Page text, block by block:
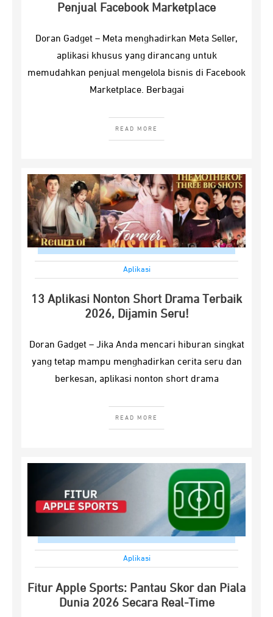
Penjual Facebook Marketplace
Doran Gadget – Meta menghadirkan Meta Seller,
aplikasi khusus yang dirancang untuk
memudahkan penjual mengelola bisnis di Facebook
Marketplace. Berbagai
READ MORE
Aplikasi
13 Aplikasi Nonton Short Drama Terbaik
2026, Dijamin Seru!
Doran Gadget – Jika Anda mencari hiburan singkat
yang tetap mampu menghadirkan cerita seru dan
berkesan, aplikasi nonton short drama
READ MORE
Aplikasi
Fitur Apple Sports: Pantau Skor dan Piala
Dunia 2026 Secara Real-Time